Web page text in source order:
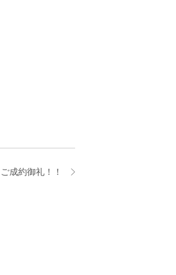
ご成約御礼！！